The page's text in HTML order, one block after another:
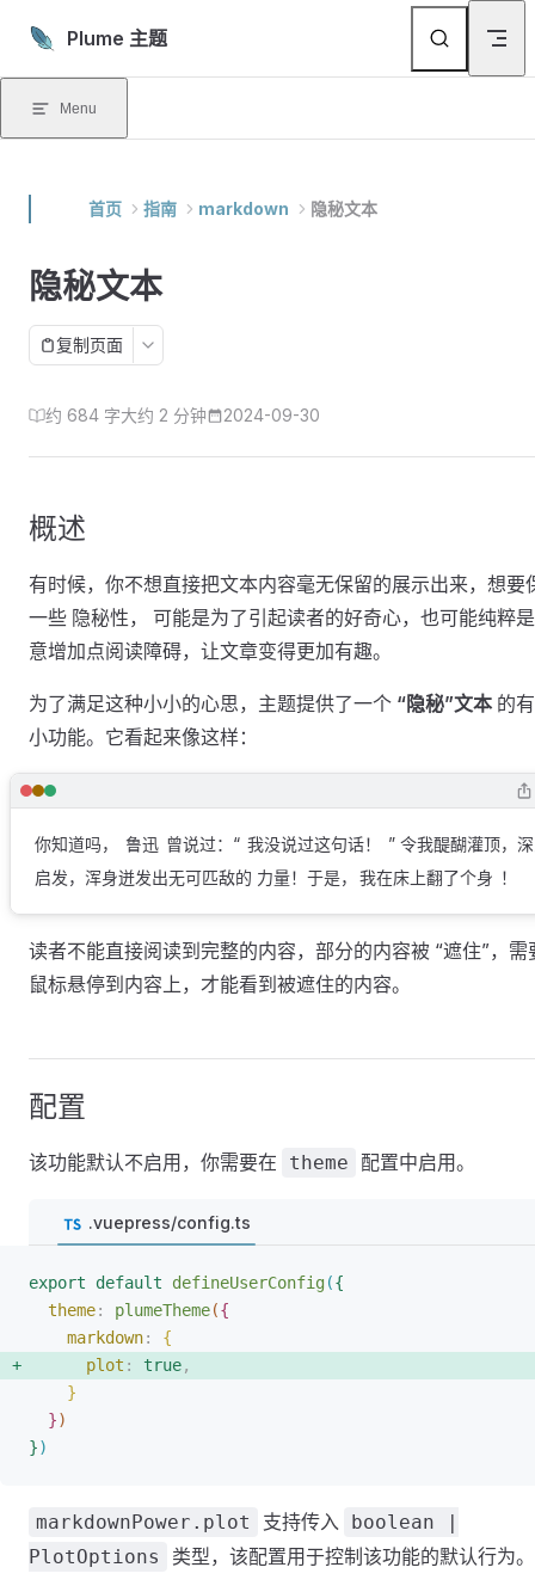
Skip to content
Plume 主题
Menu
首页 指南 markdown 隐秘文本
隐秘文本
复制页面
约 684 字大约 2 分钟 2024-09-30
概述
有时候，你不想直接把文本内容毫无保留的展示出来，想要
一些 隐秘性， 可能是为了引起读者的好奇心，也可能纯粹
意增加点阅读障碍，让文章变得更加有趣。
为了满足这种小小的心思，主题提供了一个 “隐秘”文本 的
小功能。它看起来像这样：
你知道吗， 鲁迅 曾说过：“ 我没说过这句话！
” 令我醍醐灌顶，
启发，浑身迸发出无可匹敌的 力量！于是，
我在床上翻了个身 ！
读者不能直接阅读到完整的内容，部分的内容被 “遮住”，需
鼠标悬停到内容上，才能看到被遮住的内容。
配置
该功能默认不启用，你需要在 theme 配置中启用。
.vuepress/config.ts
export default defineUserConfig({
theme: plumeTheme({
markdown: {
plot : true,
}
})
})
markdownPower.plot 支持传入
boolean |
PlotOptions
类型，该配置用于控制该功能的默认行为。